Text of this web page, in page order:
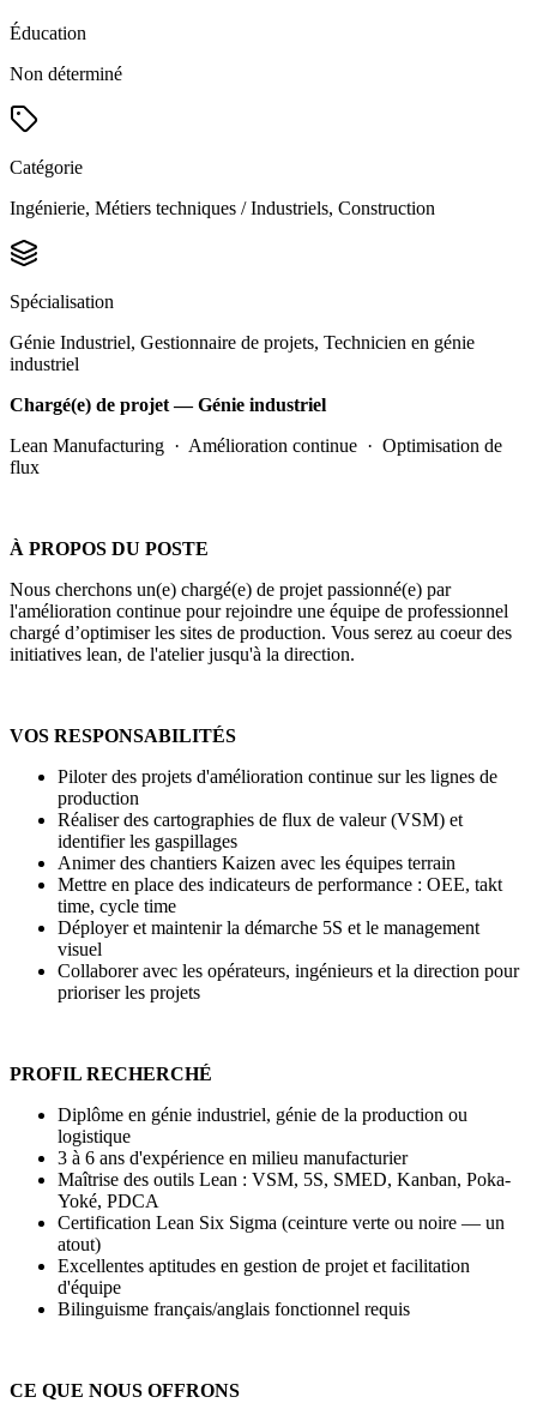
Éducation
Non déterminé
Catégorie
Ingénierie, Métiers techniques / Industriels, Construction
Spécialisation
Génie Industriel, Gestionnaire de projets, Technicien en génie
industriel
Chargé(e) de projet — Génie industriel
Lean Manufacturing · Amélioration continue · Optimisation de
flux
À PROPOS DU POSTE
Nous cherchons un(e) chargé(e) de projet passionné(e) par
l'amélioration continue pour rejoindre une équipe de professionnel
chargé d’optimiser les sites de production. Vous serez au coeur des
initiatives lean, de l'atelier jusqu'à la direction.
VOS RESPONSABILITÉS
Piloter des projets d'amélioration continue sur les lignes de
production
Réaliser des cartographies de flux de valeur (VSM) et
identifier les gaspillages
Animer des chantiers Kaizen avec les équipes terrain
Mettre en place des indicateurs de performance : OEE, takt
time, cycle time
Déployer et maintenir la démarche 5S et le management
visuel
Collaborer avec les opérateurs, ingénieurs et la direction pour
prioriser les projets
PROFIL RECHERCHÉ
Diplôme en génie industriel, génie de la production ou
logistique
3 à 6 ans d'expérience en milieu manufacturier
Maîtrise des outils Lean : VSM, 5S, SMED, Kanban, Poka-
Yoké, PDCA
Certification Lean Six Sigma (ceinture verte ou noire — un
atout)
Excellentes aptitudes en gestion de projet et facilitation
d'équipe
Bilinguisme français/anglais fonctionnel requis
CE QUE NOUS OFFRONS